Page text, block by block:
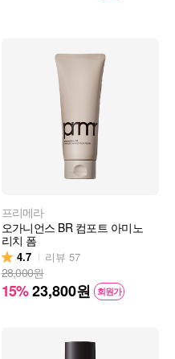
프리메라
오가니언스 BR 컴포트 아미노
리치 폼
4.7 리뷰 57
28,000원
15%23,800원 회원가